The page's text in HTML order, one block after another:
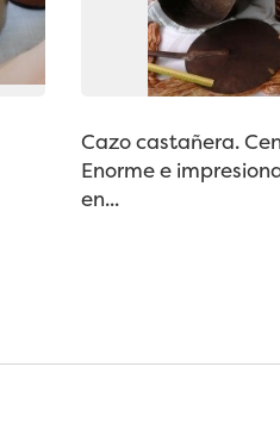
Cazo castañera.
Enorme e
en...